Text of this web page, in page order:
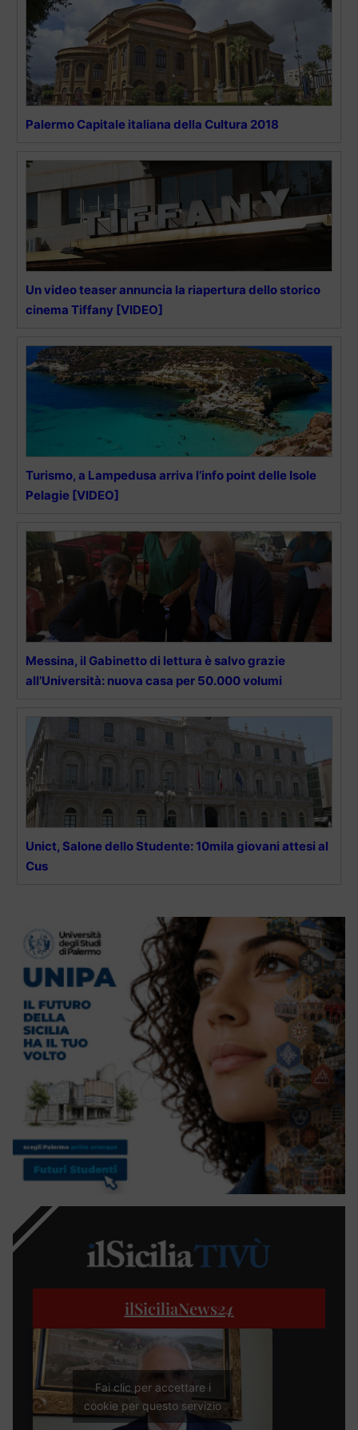
Palermo Capitale italiana della Cultura 2018
Un video teaser annuncia la riapertura dello storico
cinema Tiffany [VIDEO]
Turismo, a Lampedusa arriva l’info point delle Isole
Pelagie [VIDEO]
Messina, il Gabinetto di lettura è salvo grazie
all’Università: nuova casa per 50.000 volumi
Unict, Salone dello Studente: 10mila giovani attesi al
Cus
ilSiciliaNews24
Fai clic per accettare i
cookie per questo servizio